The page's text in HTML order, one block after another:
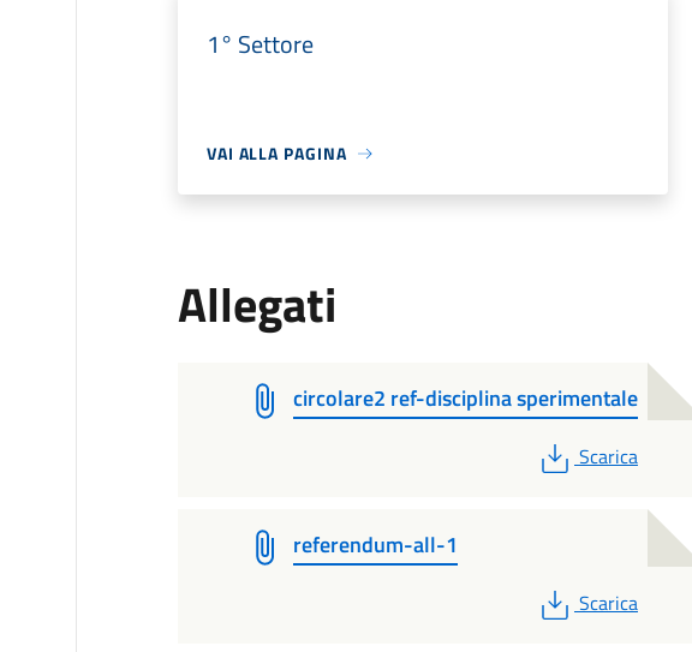
1° Settore
VAI ALLA PAGINA
Allegati
circolare2 ref-disciplina sperimentale
PDF
Scarica
referendum-all-1
PDF
Scarica